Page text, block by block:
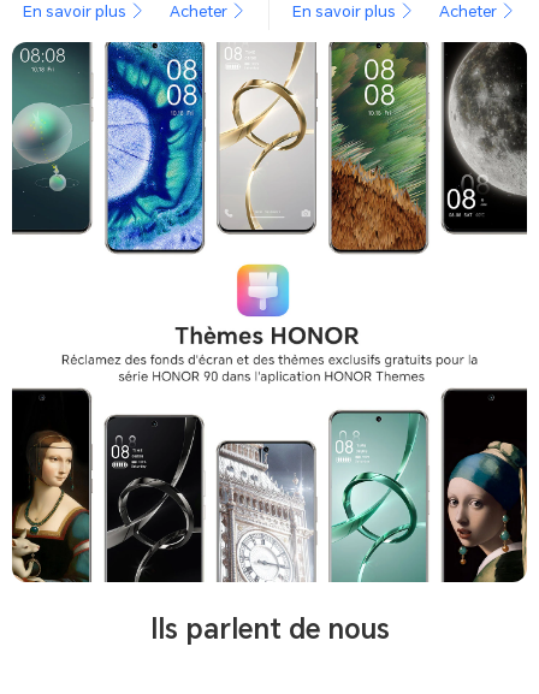
En savoir plus Acheter En savoir plus Acheter
lls parlent de nous